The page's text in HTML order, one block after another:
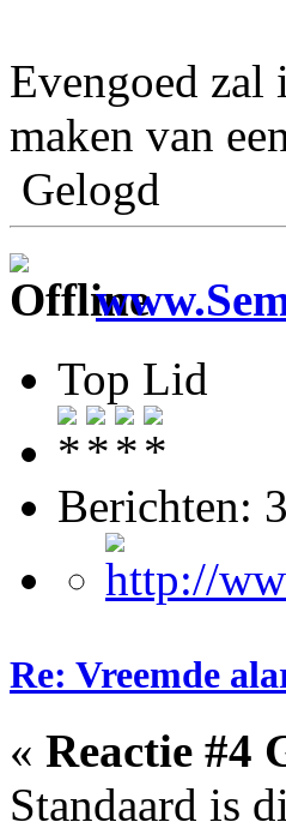
Evengoed zal
maken van
Gelogd
Top Lid
Berichten:
Re: Vreemde
« Reactie #4
Standaard is